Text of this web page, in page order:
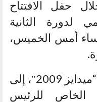
حفل الافتتاح
لدورة الثانية
أمس الخميس،
وقد تم منح الجائزة الكبرى “ميدايز 2009″، إلى
الخاص للرئيس